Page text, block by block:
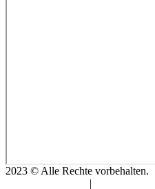
2023 © Alle Rechte vorbehalten.